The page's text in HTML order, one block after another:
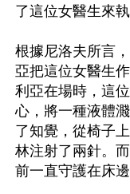
了這位女醫生來
根據尼洛夫所言
亞把這位女醫生
利亞在場時，這
心，將一種液體
了知覺，從椅子
林注射了兩針。
前一直守護在床